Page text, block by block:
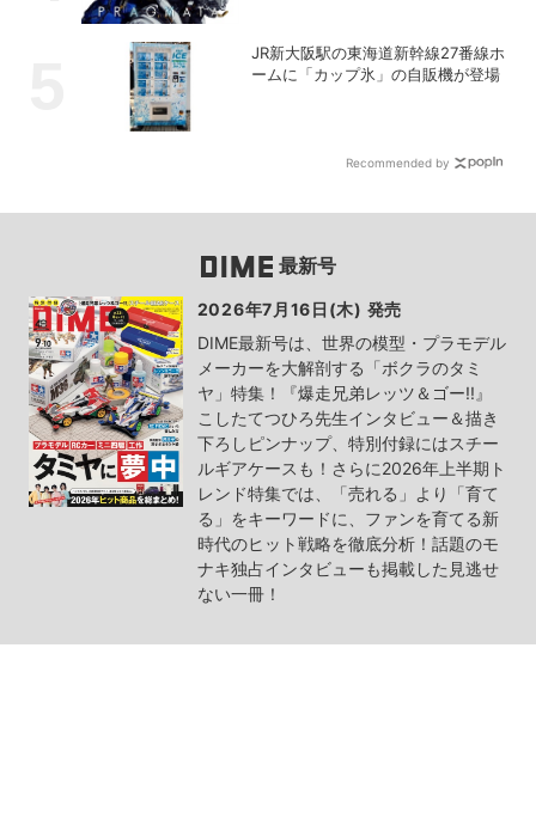
JR新大阪駅の東海道新幹線27番線ホ
ームに「カップ氷」の自販機が登場
Recommended by
最新号
2026年7月16日(木) 発売
DIME最新号は、世界の模型・プラモデル
メーカーを大解剖する「ボクラのタミ
ヤ」特集！『爆走兄弟レッツ＆ゴー!!』
こしたてつひろ先生インタビュー＆描き
下ろしピンナップ、特別付録にはスチー
ルギアケースも！さらに2026年上半期ト
レンド特集では、「売れる」より「育て
る」をキーワードに、ファンを育てる新
時代のヒット戦略を徹底分析！話題のモ
ナキ独占インタビューも掲載した見逃せ
ない一冊！